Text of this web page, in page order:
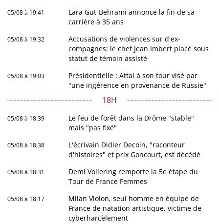
05/08 à 19:41
Lara Gut-Behrami annonce la fin de sa
carrière à 35 ans
05/08 à 19:32
Accusations de violences sur d'ex-
compagnes: le chef Jean Imbert placé sous
statut de témoin assisté
05/08 à 19:03
Présidentielle : Attal à son tour visé par
"une ingérence en provenance de Russie"
18H
05/08 à 18:39
Le feu de forêt dans la Drôme "stable"
mais "pas fixé"
05/08 à 18:38
L'écrivain Didier Decoin, "raconteur
d'histoires" et prix Goncourt, est décédé
05/08 à 18:31
Demi Vollering remporte la 5e étape du
Tour de France Femmes
05/08 à 18:17
Milan Violon, seul homme en équipe de
France de natation artistique, victime de
cyberharcèlement